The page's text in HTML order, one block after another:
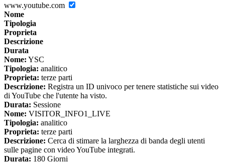
www.youtube.com
Nome
Tipologia
Proprieta
Descrizione
Durata
Nome: YSC
Tipologia: analitico
Proprieta: terze parti
Descrizione: Registra un ID univoco per tenere statistiche sui video
di YouTube che l'utente ha visto.
Durata: Sessione
Nome: VISITOR_INFO1_LIVE
Tipologia: analitico
Proprieta: terze parti
Descrizione: Cerca di stimare la larghezza di banda degli utenti
sulle pagine con video YouTube integrati.
Durata: 180 Giorni